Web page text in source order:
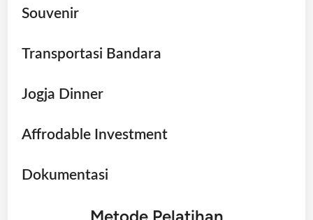
Souvenir
Transportasi Bandara
Jogja Dinner
Affrodable Investment
Dokumentasi